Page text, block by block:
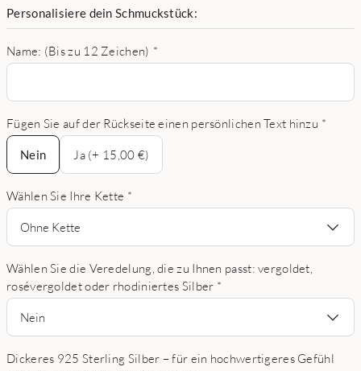
Personalisiere dein Schmuckstück:
Name: (Bis zu 12 Zeichen) *
Fügen Sie auf der Rückseite einen persönlichen Text hinzu *
Nein
Nein
Ja (+ 15,00 €)
Wählen Sie Ihre Kette *
Ohne Kette
Wählen Sie die Veredelung, die zu Ihnen passt: vergoldet,
rosévergoldet oder rhodiniertes Silber *
Nein
Dickeres 925 Sterling Silber – für ein hochwertigeres Gefühl